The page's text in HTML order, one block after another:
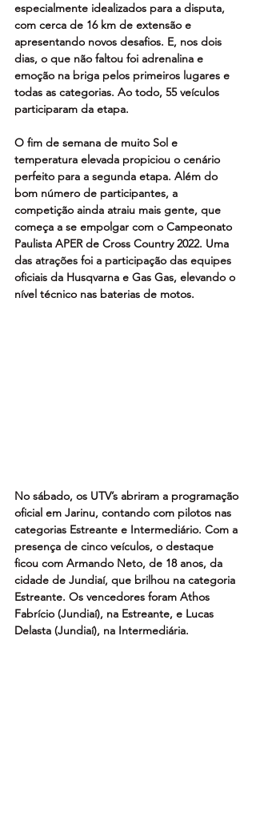
especialmente idealizados para a disputa,
com cerca de 16 km de extensão e
apresentando novos desafios. E, nos dois
dias, o que não faltou foi adrenalina e
emoção na briga pelos primeiros lugares e
todas as categorias. Ao todo, 55 veículos
participaram da etapa.
O fim de semana de muito Sol e
temperatura elevada propiciou o cenário
perfeito para a segunda etapa. Além do
bom número de participantes, a
competição ainda atraiu mais gente, que
começa a se empolgar com o Campeonato
Paulista APER de Cross Country 2022. Uma
das atrações foi a participação das equipes
oficiais da Husqvarna e Gas Gas, elevando o
nível técnico nas baterias de motos.
No sábado, os UTV’s abriram a programação
oficial em Jarinu, contando com pilotos nas
categorias Estreante e Intermediário. Com a
presença de cinco veículos, o destaque
ficou com Armando Neto, de 18 anos, da
cidade de Jundiaí, que brilhou na categoria
Estreante. Os vencedores foram Athos
Fabrício (Jundiaí), na Estreante, e Lucas
Delasta (Jundiaí), na Intermediária.